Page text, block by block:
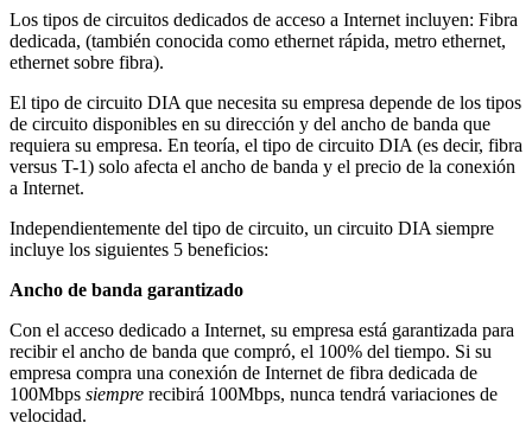
Los tipos de circuitos dedicados de acceso a Internet incluyen: Fibra
dedicada, (también conocida como ethernet rápida, metro ethernet,
ethernet sobre fibra).
El tipo de circuito DIA que necesita su empresa depende de los tipos
de circuito disponibles en su dirección y del ancho de banda que
requiera su empresa. En teoría, el tipo de circuito DIA (es decir, fibra
versus T-1) solo afecta el ancho de banda y el precio de la conexión
a Internet.
Independientemente del tipo de circuito, un circuito DIA siempre
incluye los siguientes 5 beneficios:
Ancho de banda garantizado
Con el acceso dedicado a Internet, su empresa está garantizada para
recibir el ancho de banda que compró, el 100% del tiempo. Si su
empresa compra una conexión de Internet de fibra dedicada de
100Mbps siempre recibirá 100Mbps, nunca tendrá variaciones de
velocidad.